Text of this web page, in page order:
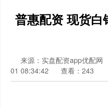
普惠配资 现货白
来源：实盘配资app优配网
01 08:34:42
查看：243